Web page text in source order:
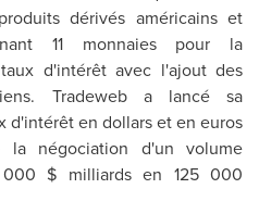
dérivés américains et
11 monnaies pour la
d'intérêt avec l'ajout des
Tradeweb a lancé sa
d'intérêt en dollars et en euros
la négociation d'un volume
$ milliards en 125 000